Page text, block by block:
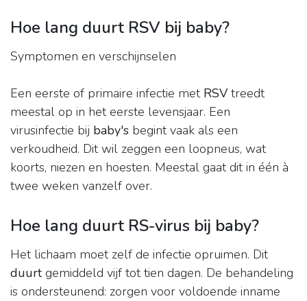
Hoe lang duurt RSV bij baby?
Symptomen en verschijnselen
Een eerste of primaire infectie met RSV treedt
meestal op in het eerste levensjaar. Een
virusinfectie bij baby's begint vaak als een
verkoudheid. Dit wil zeggen een loopneus, wat
koorts, niezen en hoesten. Meestal gaat dit in één à
twee weken vanzelf over.
Hoe lang duurt RS-virus bij baby?
Het lichaam moet zelf de infectie opruimen. Dit
duurtgemiddeld vijf tot tien dagen. De behandeling
is ondersteunend: zorgen voor voldoende inname